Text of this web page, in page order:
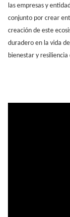
las empresas y
conjunto por crear
creación de este
duradero en la vida
bienestar y